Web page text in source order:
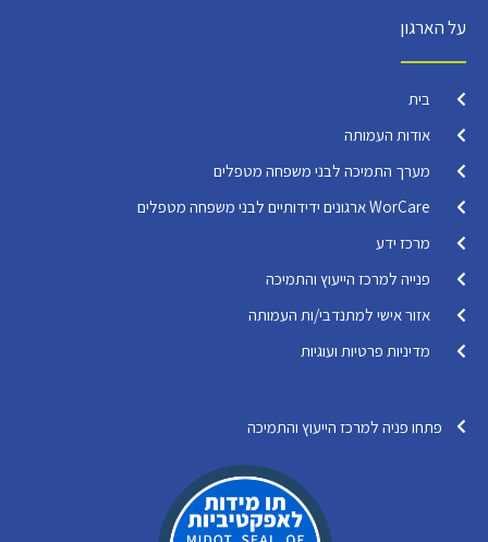
על הארגון
בית
אודות העמותה
מערך התמיכה לבני משפחה מטפלים
WorCare ארגונים ידידותיים לבני משפחה מטפלים
מרכז ידע
פנייה למרכז הייעוץ והתמיכה
אזור אישי למתנדבי/ות העמותה
מדיניות פרטיות ועוגיות
פתחו פניה למרכז הייעוץ והתמיכה